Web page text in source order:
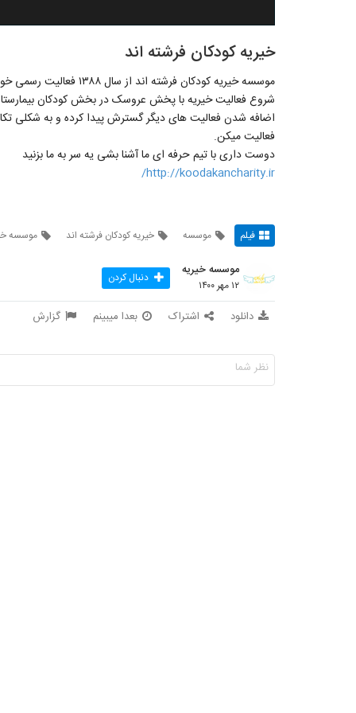
خیریه کودکان فرشته اند
موسسه خیریه کودکان فرشته اند از سال ۱۳۸۸ فعالیت رسمی خود را آغاز کرده است.
شروع فعالیت خیریه با پخش عروسک در بخش کودکان
اضافه شدن فعالیت های دیگر گسترش پیدا کرده و به شکلی
فعالیت میکن.
دوست داری با تیم حرفه ای ما آشنا بشی یه سر به ما بزنید
http://koodakancharity.ir/
فیلم موسسه خیریه کودکان فرشته اند موسسه
موسسه خیریه
۱۲ مهر ۱۴۰۰ دنبال کردن
دانلود اشتراک بعدا میبینم گزارش